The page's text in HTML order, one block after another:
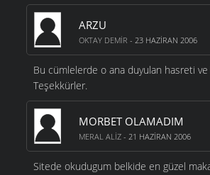
ARZU
OKTAY DEMIR - 23 HAZIRAN 2006
Bu cümlelerde o ana duyulan hasreti
Teşekkürler.
MORBET OLAMADIM
MERAL ALIZ - 21 HAZIRAN 2006
Sitede okudugum belkide en güzel